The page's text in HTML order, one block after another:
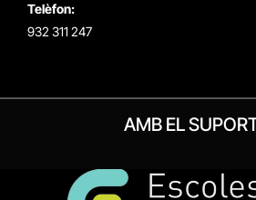
Telèfon:
932 311 247
AMB EL